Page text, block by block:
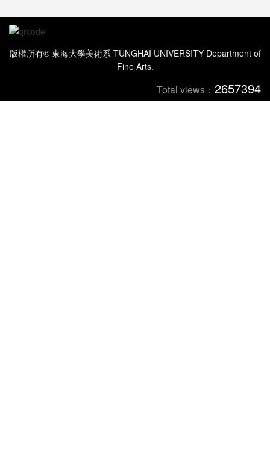
版權所有© 東海大學美術系 TUNGHAI UNIVERSITY Department of
Fine Arts.
Total views： 2657394